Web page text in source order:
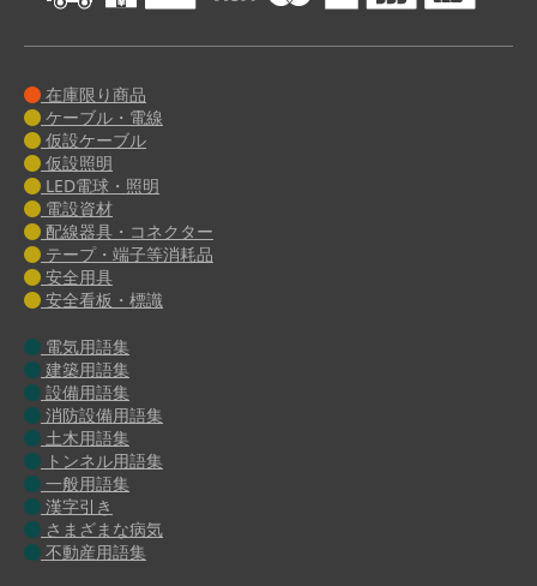
在庫限り商品
ケーブル・電線
仮設ケーブル
仮設照明
LED電球・照明
電設資材
配線器具・コネクター
テープ・端子等消耗品
安全用具
安全看板・標識
電気用語集
建築用語集
設備用語集
消防設備用語集
土木用語集
トンネル用語集
一般用語集
漢字引き
さまざまな病気
不動産用語集